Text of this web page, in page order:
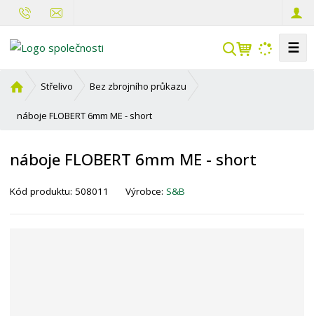
V
t
☰
o
í
t
Střelivo Bez zbrojního průkazu
náboje FLOBERT 6mm ME - short
náboje FLOBERT 6mm ME - short
Kód produktu: 508011 Výrobce:S&B